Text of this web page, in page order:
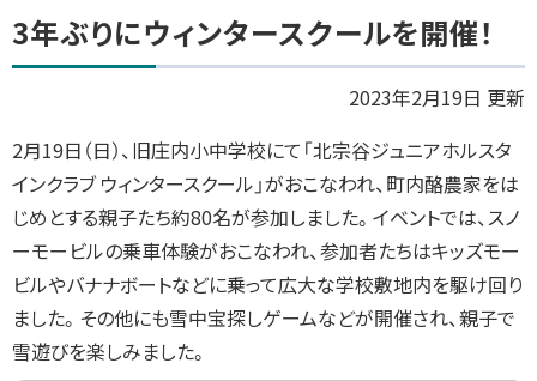
ト
ッ
戻
る
3年ぶりにウィンタースクールを開催！
2023年2月19日 更新
2月19日（日）、旧庄内小中学校にて「北宗谷ジュニアホルスタ
インクラブ ウィンタースクール」がおこなわれ、町内酪農家をは
じめとする親子たち約80名が参加しました。イベントでは、スノ
ーモービルの乗車体験がおこなわれ、参加者たちはキッズモー
ビルやバナナボートなどに乗って広大な学校敷地内を駆け回り
ました。その他にも雪中宝探しゲームなどが開催され、親子で
雪遊びを楽しみました。